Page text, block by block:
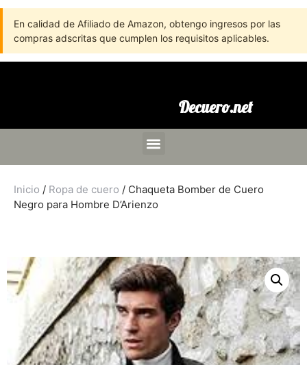
En calidad de Afiliado de Amazon, obtengo ingresos por las
compras adscritas que cumplen los requisitos aplicables.
Decuero.net
Inicio / Ropa de cuero / Chaqueta Bomber de Cuero
Negro para Hombre D’Arienzo